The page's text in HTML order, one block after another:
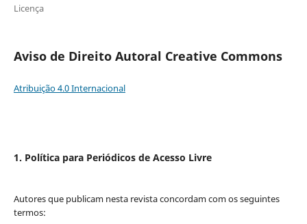
Licença
Aviso de Direito Autoral Creative Commons
Atribuição 4.0 Internacional
1. Política para Periódicos de Acesso Livre
Autores que publicam nesta revista concordam com os seguintes
termos: